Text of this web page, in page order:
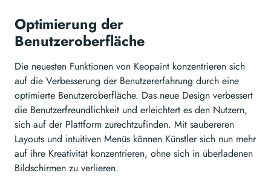
Optimierung der
Benutzeroberfläche
Die neuesten Funktionen von Keopaint konzentrieren sich
auf die Verbesserung der Benutzererfahrung durch eine
optimierte Benutzeroberfläche. Das neue Design verbessert
die Benutzerfreundlichkeit und erleichtert es den Nutzern,
sich auf der Plattform zurechtzufinden. Mit saubereren
Layouts und intuitiven Menüs können Künstler sich nun mehr
auf ihre Kreativität konzentrieren, ohne sich in überladenen
Bildschirmen zu verlieren.